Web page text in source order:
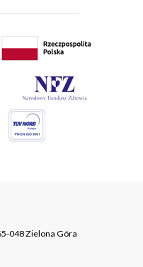
048 Zielona Góra